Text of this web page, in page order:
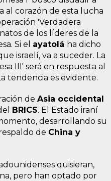
al corazón de esta lucha
'Verdadera
de los líderes de la
Si el ayatolá ha dicho
israelí, va a suceder. La
III' será en respuesta al
tendencia es evidente.
de Asia occidental
BRICS. El Estado iraní
desarrollando su
de China y
quisieran,
pero han optado por